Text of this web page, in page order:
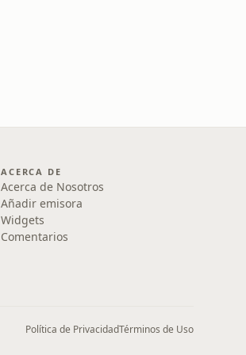
ACERCA DE
Acerca de Nosotros
Añadir emisora
Widgets
Comentarios
Política de PrivacidadTérminos de Uso